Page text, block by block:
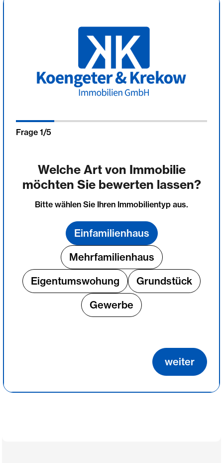
Frage1/5
Welche Art von Immobilie
möchten Sie bewerten lassen?
Bitte wählen Sie Ihren Immobilientyp aus.
Einfamilienhaus
Mehrfamilienhaus
Eigentumswohung
Grundstück
Gewerbe
weiter